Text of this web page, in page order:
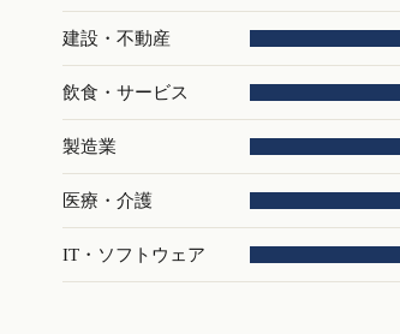
建設・不動産
飲食・サービス
製造業
医療・介護
IT・ソフトウェア